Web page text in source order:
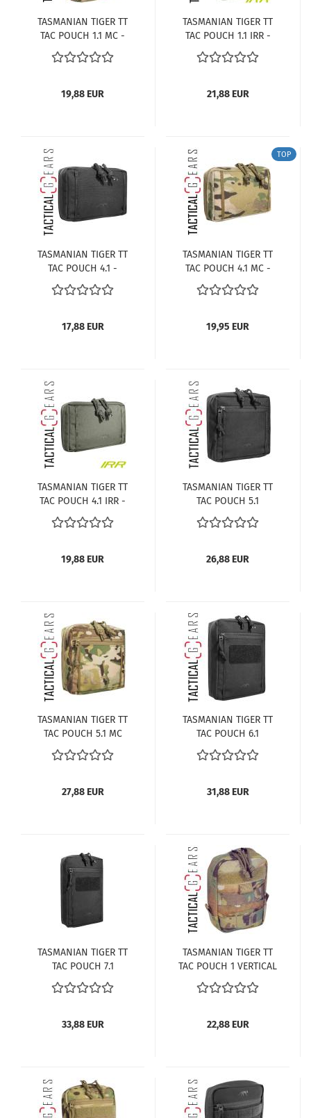
TASMANIAN TIGER TT
TAC POUCH 1.1 MC -
ZUBEHÖRTASCHE -
MULTICAM
19,88 EUR
TASMANIAN TIGER TT
TAC POUCH 1.1 IRR -
ZUBEHÖRTASCHE -
STONE-GREY-OLIV
21,88 EUR
TASMANIAN TIGER TT
TAC POUCH 4.1 -
ZUBEHÖRTASCHE -
SCHWARZ
17,88 EUR
TOP
TASMANIAN TIGER TT
TAC POUCH 4.1 MC -
ZUBEHÖRTASCHE -
MULTICAM
19,95 EUR
TASMANIAN TIGER TT
TAC POUCH 4.1 IRR -
ZUBEHÖRTASCHE -
STONE-GREY-OLIV
19,88 EUR
TASMANIAN TIGER TT
TAC POUCH 5.1
SCHWARZ
26,88 EUR
TASMANIAN TIGER TT
TAC POUCH 5.1 MC
MULTICAM
27,88 EUR
TASMANIAN TIGER TT
TAC POUCH 6.1
SCHWARZ
31,88 EUR
TASMANIAN TIGER TT
TAC POUCH 7.1
SCHWARZ
33,88 EUR
TASMANIAN TIGER TT
TAC POUCH 1 VERTICAL
MC MULTICAM
22,88 EUR